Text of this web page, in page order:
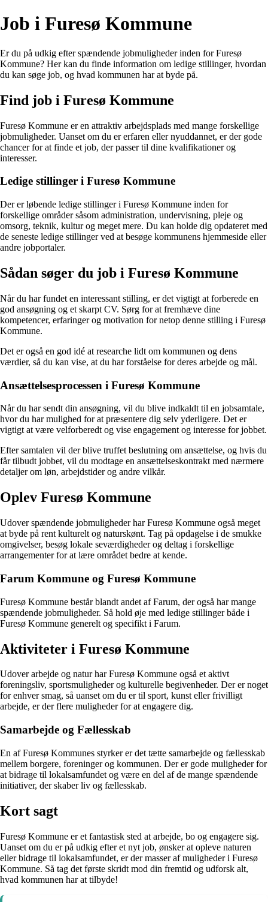
Job i Furesø Kommune
Er du på udkig efter spændende jobmuligheder inden for Furesø
Kommune? Her kan du finde information om ledige stillinger, hvordan
du kan søge job, og hvad kommunen har at byde på.
Find job i Furesø Kommune
Furesø Kommune er en attraktiv arbejdsplads med mange forskellige
jobmuligheder. Uanset om du er erfaren eller nyuddannet, er der gode
chancer for at finde et job, der passer til dine kvalifikationer og
interesser.
Ledige stillinger i Furesø Kommune
Der er løbende ledige stillinger i Furesø Kommune inden for
forskellige områder såsom administration, undervisning, pleje og
omsorg, teknik, kultur og meget mere. Du kan holde dig opdateret med
de seneste ledige stillinger ved at besøge kommunens hjemmeside eller
andre jobportaler.
Sådan søger du job i Furesø Kommune
Når du har fundet en interessant stilling, er det vigtigt at forberede en
god ansøgning og et skarpt CV. Sørg for at fremhæve dine
kompetencer, erfaringer og motivation for netop denne stilling i Furesø
Kommune.
Det er også en god idé at researche lidt om kommunen og dens
værdier, så du kan vise, at du har forståelse for deres arbejde og mål.
Ansættelsesprocessen i Furesø Kommune
Når du har sendt din ansøgning, vil du blive indkaldt til en jobsamtale,
hvor du har mulighed for at præsentere dig selv yderligere. Det er
vigtigt at være velforberedt og vise engagement og interesse for jobbet.
Efter samtalen vil der blive truffet beslutning om ansættelse, og hvis du
får tilbudt jobbet, vil du modtage en ansættelseskontrakt med nærmere
detaljer om løn, arbejdstider og andre vilkår.
Oplev Furesø Kommune
Udover spændende jobmuligheder har Furesø Kommune også meget
at byde på rent kulturelt og naturskønt. Tag på opdagelse i de smukke
omgivelser, besøg lokale seværdigheder og deltag i forskellige
arrangementer for at lære området bedre at kende.
Farum Kommune og Furesø Kommune
Furesø Kommune består blandt andet af Farum, der også har mange
spændende jobmuligheder. Så hold øje med ledige stillinger både i
Furesø Kommune generelt og specifikt i Farum.
Aktiviteter i Furesø Kommune
Udover arbejde og natur har Furesø Kommune også et aktivt
foreningsliv, sportsmuligheder og kulturelle begivenheder. Der er noget
for enhver smag, så uanset om du er til sport, kunst eller frivilligt
arbejde, er der flere muligheder for at engagere dig.
Samarbejde og Fællesskab
En af Furesø Kommunes styrker er det tætte samarbejde og fællesskab
mellem borgere, foreninger og kommunen. Der er gode muligheder for
at bidrage til lokalsamfundet og være en del af de mange spændende
initiativer, der skaber liv og fællesskab.
Kort sagt
Furesø Kommune er et fantastisk sted at arbejde, bo og engagere sig.
Uanset om du er på udkig efter et nyt job, ønsker at opleve naturen
eller bidrage til lokalsamfundet, er der masser af muligheder i Furesø
Kommune. Så tag det første skridt mod din fremtid og udforsk alt,
hvad kommunen har at tilbyde!